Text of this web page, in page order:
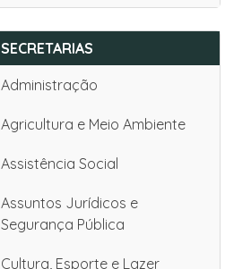
SECRETARIAS
Administração
Agricultura e Meio Ambiente
Assistência Social
Assuntos Jurídicos e
Segurança Pública
Cultura, Esporte e Lazer